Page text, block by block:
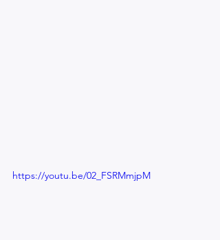
https://youtu.be/02_FSRMmjpM